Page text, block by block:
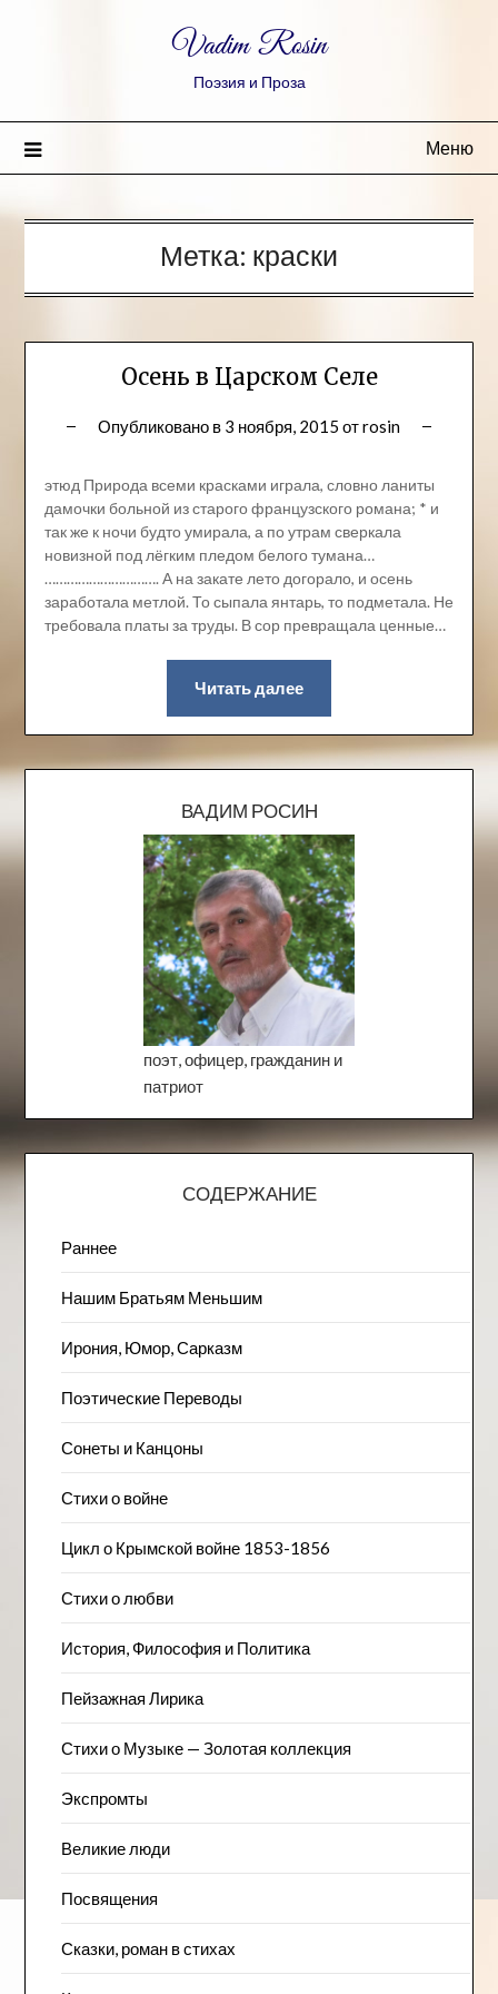
Vadim Rosin
Поэзия и Проза
Меню
Метка: краски
Осень в Царском Селе
Опубликовано в 3 ноября, 2015 отrosin
этюд Природа всеми красками играла, словно ланиты
дамочки больной из старого французского романа; * и
так же к ночи будто умирала, а по утрам сверкала
новизной под лёгким пледом белого тумана…
…………………………. А на закате лето догорало, и осень
заработала метлой. То сыпала янтарь, то подметала. Не
требовала платы за труды. В сор превращала ценные…
Читать далее
ВАДИМ РОСИН
поэт, офицер, гражданин и
патриот
СОДЕРЖАНИЕ
Раннее
Нашим Братьям Меньшим
Ирония, Юмор, Сарказм
Поэтические Переводы
Сонеты и Канцоны
Стихи о войне
Цикл о Крымской войне 1853-1856
Стихи о любви
История, Философия и Политика
Пейзажна​я Лирика
Стихи о Музыке — Золотая коллекция
Экспромты
Великие люди
Посвящения
Сказки, роман в стихах